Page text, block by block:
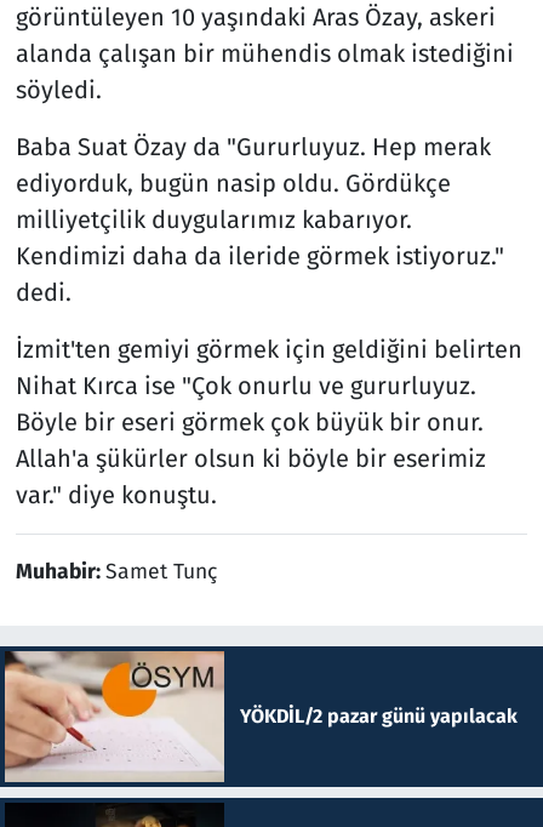
görüntüleyen 10 yaşındaki Aras Özay, askeri
alanda çalışan bir mühendis olmak istediğini
söyledi.
Baba Suat Özay da "Gururluyuz. Hep merak
ediyorduk, bugün nasip oldu. Gördükçe
milliyetçilik duygularımız kabarıyor.
Kendimizi daha da ileride görmek istiyoruz."
dedi.
İzmit'ten gemiyi görmek için geldiğini belirten
Nihat Kırca ise "Çok onurlu ve gururluyuz.
Böyle bir eseri görmek çok büyük bir onur.
Allah'a şükürler olsun ki böyle bir eserimiz
var." diye konuştu.
Muhabir:Samet Tunç
YÖKDİL/2 pazar günü yapılacak